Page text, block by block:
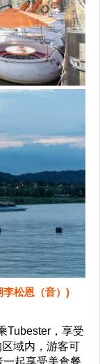
松恩（音）)
Tubester，享受
域内，游客可
起享受美食餐